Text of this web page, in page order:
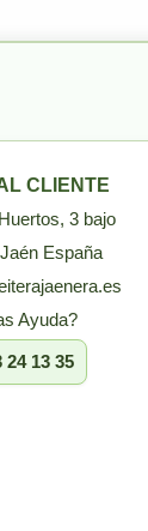
CLIENTE
3 bajo
España
Ayuda?
24 13 35